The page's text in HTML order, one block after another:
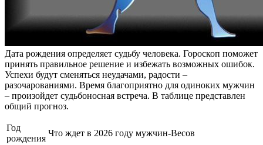
Дата рождения определяет судьбу человека. Гороскоп поможет
принять правильное решение и избежать возможных ошибок.
Успехи будут сменяться неудачами, радости –
разочарованиями. Время благоприятно для одиноких мужчин
– произойдет судьбоносная встреча. В таблице представлен
общий прогноз.
Год
рождения
Что ждет в 2026 году мужчин-Весов